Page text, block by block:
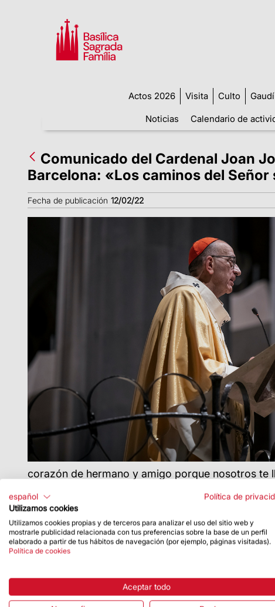
Actos 2026 Visita Culto Gaudí
Noticias
Calendario de
Comunicado del Cardenal Joan
Barcelona: «Los caminos del
Fecha de publicación 12/02/22
corazón de hermano y amigo porque nosotros te
† Cardenal ,
español
Política de
Utilizamos cookies
Utilizamos cookies propias y de terceros para analizar el uso del sitio web y
mostrarle publicidad relacionada con tus preferencias sobre la base de un perfil
elaborado a partir de tus hábitos de navegación (por ejemplo, páginas visitadas).
Política de cookies
Aceptar todo